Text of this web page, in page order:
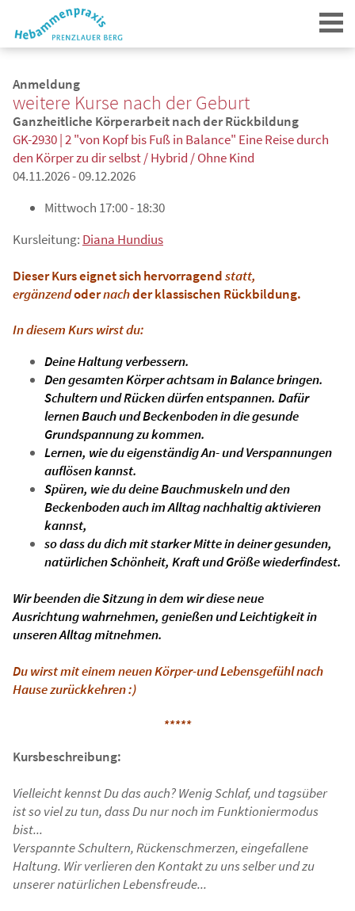
Login
Anmeldung
weitere Kurse nach der Geburt
Ganzheitliche Körperarbeit nach der Rückbildung
GK-2930 | 2 "von Kopf bis Fuß in Balance" Eine Reise durch
den Körper zu dir selbst / Hybrid / Ohne Kind
04.11.2026 - 09.12.2026
Mittwoch 17:00 - 18:30
Kursleitung: Diana Hundius
Dieser Kurs eignet sich hervorragendstatt,
ergänzendodernachder klassischen Rückbildung.
In diesem Kurs wirst du:
Deine Haltung verbessern.
Den gesamten Körper achtsam in Balance bringen.
Schultern und Rücken dürfen entspannen. Dafür
lernen Bauch und Beckenboden in die gesunde
Grundspannung zu kommen.
Lernen, wie du eigenständig An- und Verspannungen
auflösen kannst.
Spüren, wie du deine Bauchmuskeln und den
Beckenboden auch im Alltag nachhaltig aktivieren
kannst,
so dass du dich mit starker Mitte in deiner gesunden,
natürlichen Schönheit, Kraft und Größe wiederfindest.
Wir beenden die Sitzung in dem wir diese neue
Ausrichtung wahrnehmen, genießen und Leichtigkeit in
unseren Alltag mitnehmen.
Du wirst mit einem neuen Körper-und Lebensgefühl nach
Hause zurückkehren :)
*****
Kursbeschreibung:
Vielleicht kennst Du das auch? Wenig Schlaf, und tagsüber
ist so viel zu tun, dass Du nur noch im Funktioniermodus
bist...
Verspannte Schultern, Rückenschmerzen, eingefallene
Haltung. Wir verlieren den Kontakt zu uns selber und zu
unserer natürlichen Lebensfreude...